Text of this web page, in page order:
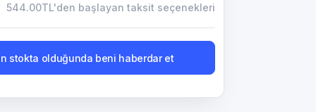
544.00TL'den başlayan taksit seçenekleri
stokta olduğunda beni haberdar et